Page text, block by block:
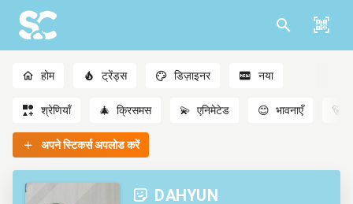
होम ट्रेंड्स डिज़ाइनर नया
श्रेणियाँ 🎄 क्रिसमस 💫 एनिमेटेड 😊 भावनाएँ 🐻
अपने स्टिकर्स अपलोड करें
DAHYUN